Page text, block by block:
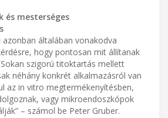
és mesterséges
általában vonakodva
hogy pontosan mit állítanak
szigorú titoktartás mellett
néhány konkrét alkalmazásról van
az in vitro megtermékenyítésben,
vagy mikroendoszkópok
– számol be Peter Gruber.